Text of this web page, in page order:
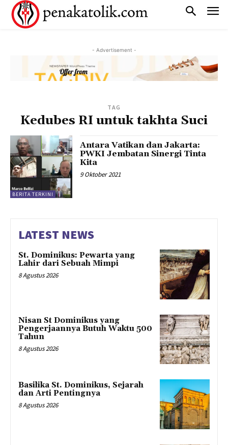
- Advertisement -
TAG
Kedubes RI untuk takhta Suci
BERITA TERKINI
Antara Vatikan dan Jakarta:
PWKI Jembatan Sinergi Tinta
Kita
9 Oktober 2021
LATEST NEWS
St. Dominikus: Pewarta yang
Lahir dari Sebuah Mimpi
8 Agustus 2026
Nisan St Dominikus yang
Pengerjaannya Butuh Waktu 500
Tahun
8 Agustus 2026
Basilika St. Dominikus, Sejarah
dan Arti Pentingnya
8 Agustus 2026